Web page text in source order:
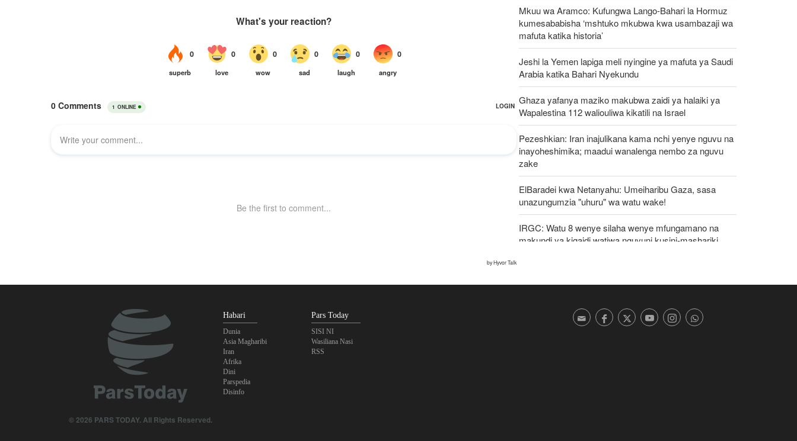
Mkuu wa Aramco: Kufungwa Lango-Bahari la Hormuz
kumesababisha ‘mshtuko mkubwa kwa usambazaji wa
mafuta katika historia’
Jeshi la Yemen lapiga meli nyingine ya mafuta ya Saudi
Arabia katika Bahari Nyekundu
Ghaza yafanya maziko makubwa zaidi ya halaiki ya
Wapalestina 112 waliouliwa kikatili na Israel
Pezeshkian: Iran inajulikana kama nchi yenye nguvu na
inayoheshimika; maadui wanalenga nembo za nguvu
zake
ElBaradei kwa Netanyahu: Umeiharibu Gaza, sasa
unazungumzia "uhuru" wa watu wake!
IRGC: Watu 8 wenye silaha wenye mfungamano na
makundi ya kigaidi watiwa nguvuni kusini-mashariki
Ripoti: Marekani inazishinikiza nchi za Afrika kujiondoa
ICC au kukabiliwa na madhara
© 2026 PARS TODAY. All Rights Reserved.
Habari
Dunia
Asia Magharibi
Iran
Afrika
Dini
Parspedia
Disinfo
Pars Today
SISI NI
Wasiliana Nasi
RSS